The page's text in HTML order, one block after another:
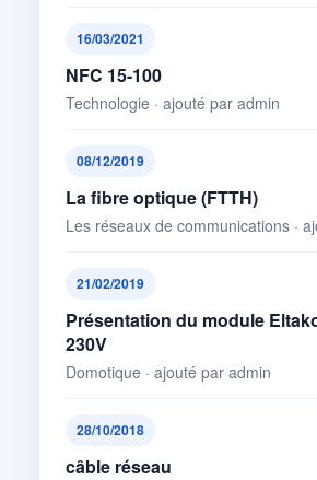
16/03/2021
NFC 15-100
Technologie · ajouté par admin
08/12/2019
La fibre optique (FTTH)
Les réseaux de communications ·
21/02/2019
Présentation du module
230V
Domotique · ajouté par admin
28/10/2018
câble réseau